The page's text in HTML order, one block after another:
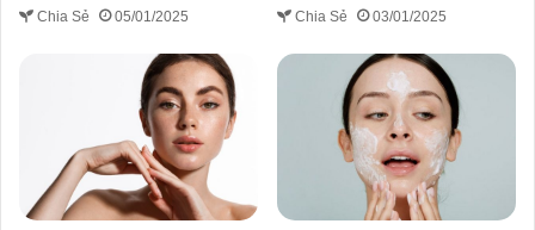
Chia Sẻ 05/01/2025 Chia Sẻ 03/01/2025